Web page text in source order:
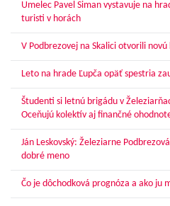
Umelec Pavel Siman vystavuje na
turisti v horách
V Podbrezovej na Skalici otvorili novú
Leto na hrade Ľupča opäť spestria
Študenti si letnú brigádu v
Oceňujú kolektív aj finančné
Ján Leskovský: Železiarne
dobré meno
Čo je dôchodková prognóza a ako ju